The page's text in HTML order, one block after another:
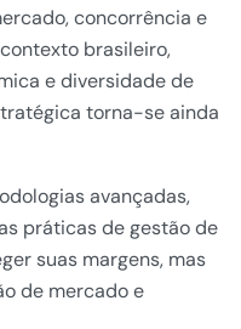
concorrência e
brasileiro,
e diversidade de
torna-se ainda
avançadas,
práticas de gestão de
suas margens, mas
de mercado e